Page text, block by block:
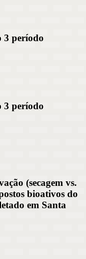
3 período
3 período
(secagem vs.
bioativos do
em Santa